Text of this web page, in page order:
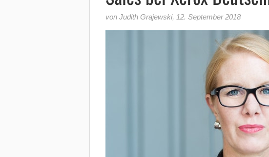
von Judith Grajewski, 12. September 2018